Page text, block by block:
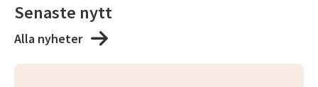
Senaste nytt
Alla nyheter